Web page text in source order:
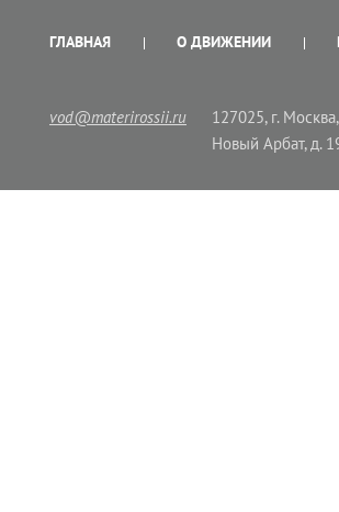
ГЛАВНАЯ О ДВИЖЕНИИ
vod@materirossii.ru
127025, г.
Новый Арбат, д.